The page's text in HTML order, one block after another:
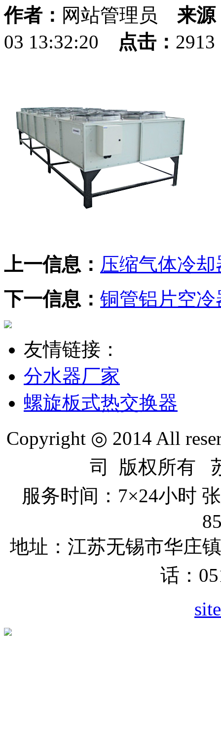
作者： 网站管理员 来源
03 13:32:20
点击：
上一信息： 压缩气体冷却
下一信息： 铜管铝片空冷
友情链接：
分水器厂家
螺旋板式热交换器
Copyright ◎ 2014 All
司 版权所有
服务时间：7×24小时
地址：江苏无锡市华庄
话：